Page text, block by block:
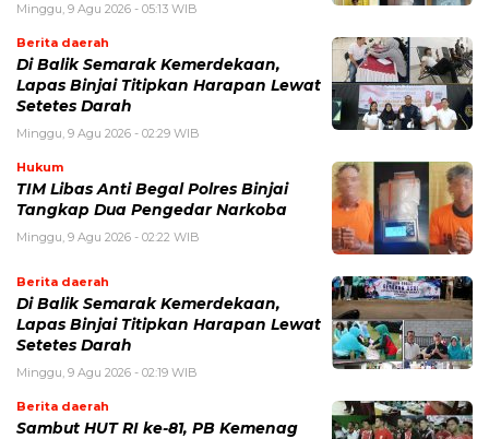
Minggu, 9 Agu 2026 - 05:13 WIB
Berita daerah
Di Balik Semarak Kemerdekaan,
Lapas Binjai Titipkan Harapan Lewat
Setetes Darah
Minggu, 9 Agu 2026 - 02:29 WIB
Hukum
TIM Libas Anti Begal Polres Binjai
Tangkap Dua Pengedar Narkoba
Minggu, 9 Agu 2026 - 02:22 WIB
Berita daerah
Di Balik Semarak Kemerdekaan,
Lapas Binjai Titipkan Harapan Lewat
Setetes Darah
Minggu, 9 Agu 2026 - 02:19 WIB
Berita daerah
Sambut HUT RI ke-81, PB Kemenag